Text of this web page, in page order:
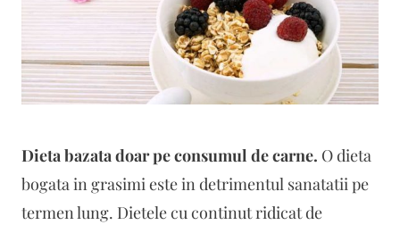
Dieta bazata doar pe consumul de carne. O dieta
bogata in grasimi este in detrimentul sanatatii pe
termen lung. Dietele cu continut ridicat de